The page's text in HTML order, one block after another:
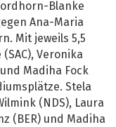
Blanke
Ana-Maria
Mit jeweils 5,5
Veronika
Madiha Fock
Stela
(NDS), Laura
(BER) und Madiha